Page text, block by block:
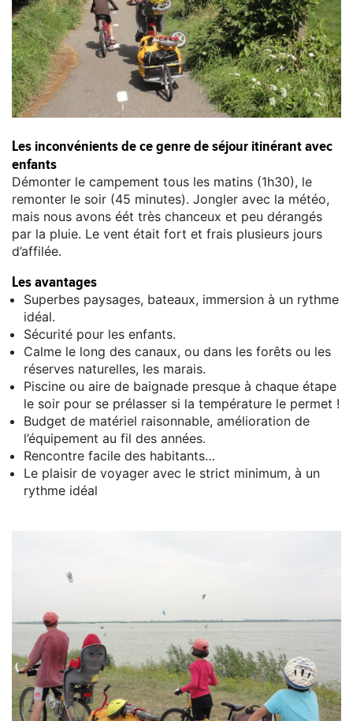
Les inconvénients de ce genre de séjour itinérant avec
enfants
Démonter le campement tous les matins (1h30), le
remonter le soir (45 minutes). Jongler avec la météo,
mais nous avons éét très chanceux et peu dérangés
par la pluie. Le vent était fort et frais plusieurs jours
d’affilée.
Les avantages
Superbes paysages, bateaux, immersion à un rythme
idéal.
Sécurité pour les enfants.
Calme le long des canaux, ou dans les forêts ou les
réserves naturelles, les marais.
Piscine ou aire de baignade presque à chaque étape
le soir pour se prélasser si la température le permet !
Budget de matériel raisonnable, amélioration de
l’équipement au fil des années.
Rencontre facile des habitants…
Le plaisir de voyager avec le strict minimum, à un
rythme idéal